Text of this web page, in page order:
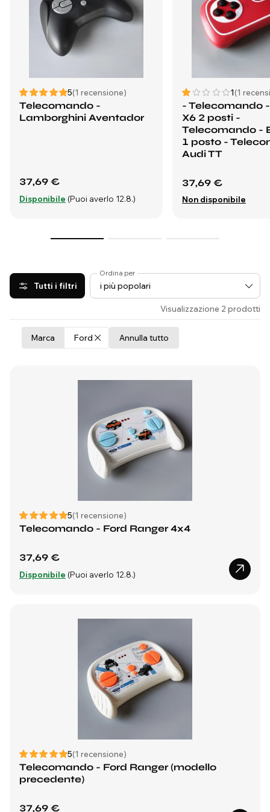
5(1 recensione)
Telecomando -
Lamborghini Aventador
37,69 €
Disponibile (Puoi averlo 12.8.)
1(1
- Telecomando
X6 2 posti -
Telecomando -
1 posto -
Audi TT
37,69 €
Non disponibile
Tutti i filtri
Ordina per
Visualizzazione 2 prodotti
Annulla tutto
Marca Ford
5(1 recensione)
Telecomando - Ford Ranger 4x4
37,69 €
Disponibile (Puoi averlo 12.8.)
5(1 recensione)
Telecomando - Ford Ranger (modello
precedente)
37,69 €